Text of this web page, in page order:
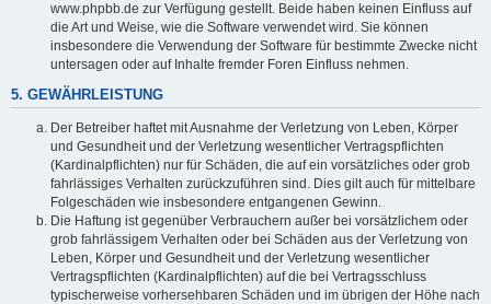
www.phpbb.de zur Verfügung gestellt. Beide haben keinen Einfluss auf
die Art und Weise, wie die Software verwendet wird. Sie können
insbesondere die Verwendung der Software für bestimmte Zwecke nicht
untersagen oder auf Inhalte fremder Foren Einfluss nehmen.
5. GEWÄHRLEISTUNG
Der Betreiber haftet mit Ausnahme der Verletzung von Leben, Körper
und Gesundheit und der Verletzung wesentlicher Vertragspflichten
(Kardinalpflichten) nur für Schäden, die auf ein vorsätzliches oder grob
fahrlässiges Verhalten zurückzuführen sind. Dies gilt auch für mittelbare
Folgeschäden wie insbesondere entgangenen Gewinn.
Die Haftung ist gegenüber Verbrauchern außer bei vorsätzlichem oder
grob fahrlässigem Verhalten oder bei Schäden aus der Verletzung von
Leben, Körper und Gesundheit und der Verletzung wesentlicher
Vertragspflichten (Kardinalpflichten) auf die bei Vertragsschluss
typischerweise vorhersehbaren Schäden und im übrigen der Höhe nach